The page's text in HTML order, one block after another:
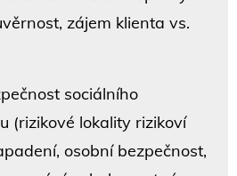
zájem klienta vs.
sociálního
(rizikové lokality rizikoví
osobní bezpečnost,